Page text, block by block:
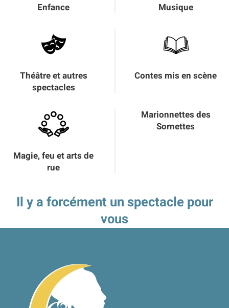
Enfance Musique
Théâtre et autres
spectacles
Contes mis en scène
Magie, feu et arts de
rue
Marionnettes des
Sornettes
Il y a forcément un spectacle pour
vous